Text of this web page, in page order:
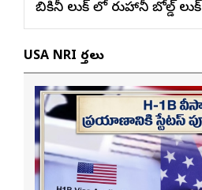
బికినీ లుక్ లో రుహానీ బోల్డ్ లుక్
USA NRI వార్తలు